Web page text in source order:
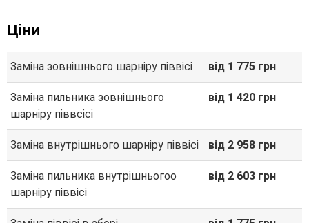
Ціни
Заміна зовнішнього шарніру піввісі від 1 775 грн
Заміна пильника зовнішнього
шарніру піввсісі
від 1 420 грн
Заміна внутрішнього шарніру піввісі від 2 958 грн
Заміна пильника внутрішньогоо
шарніру піввісі
від 2 603 грн